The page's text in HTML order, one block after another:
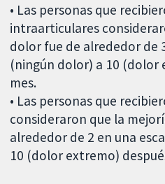
• Las personas que
intraarticulares
dolor fue de alrededor de
(ningún dolor) a 10 (dolor
mes.
• Las personas que
consideraron que la
alrededor de 2 en una
10 (dolor extremo)